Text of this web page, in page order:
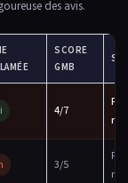
des avis.
SCORE
GMB
4/7
3/5